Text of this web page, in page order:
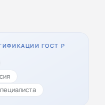
ГОСТ Р